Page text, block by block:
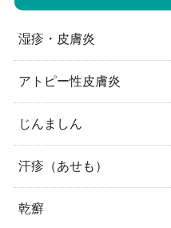
湿疹・皮膚炎
アトピー性皮膚炎
じんましん
汗疹（あせも）
乾癬